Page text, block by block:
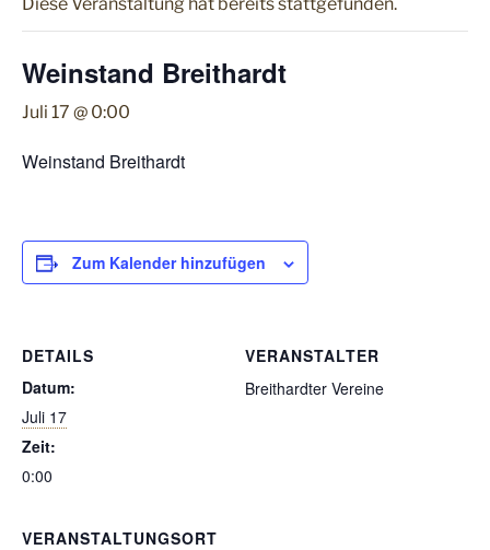
Weinstand Breithardt
Juli 17 @ 0:00
Weinstand Breithardt
Zum Kalender hinzufügen
DETAILS
Datum:
Juli 17
Zeit:
0:00
VERANSTALTER
Breithardter Vereine
VERANSTALTUNGSORT